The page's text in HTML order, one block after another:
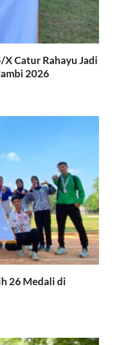
Catur Rahayu Jadi
2026
26 Medali di